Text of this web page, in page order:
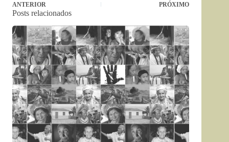
ANTERIOR PRÓXIMO
Posts relacionados